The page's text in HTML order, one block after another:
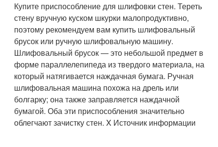
Купите приспособление для шлифовки стен. Тереть
стену вручную куском шкурки малопродуктивно,
поэтому рекомендуем вам купить шлифовальный
брусок или ручную шлифовальную машину.
Шлифовальный брусок — это небольшой предмет в
форме параллелепипеда из твердого материала, на
который натягивается наждачная бумага. Ручная
шлифовальная машина похожа на дрель или
болгарку; она также заправляется наждачной
бумагой. Оба эти приспособления значительно
облегчают зачистку стен. X Источник информации